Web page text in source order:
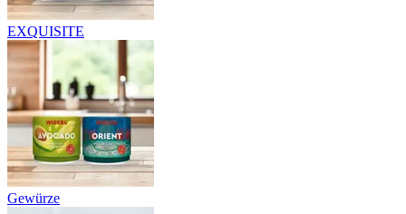
EXQUISITE
Gewürze